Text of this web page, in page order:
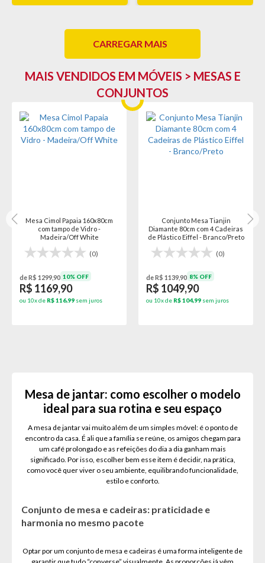
CARREGAR MAIS
MAIS VENDIDOS EM MÓVEIS > MESAS E
CONJUNTOS
Mesa Cimol Papaia 160x80cm
com tampo de Vidro -
Madeira/Off White
(0)
de R$ 1299,90 10% OFF
R$ 1169,90
ou 10x de R$ 116,99 sem juros
Conjunto Mesa Tianjin
Diamante 80cm com 4 Cadeiras
de Plástico Eiffel - Branco/Preto
(0)
de R$ 1139,90 8% OFF
R$ 1049,90
ou 10x de R$ 104,99 sem juros
Mesa de jantar: como escolher o modelo
ideal para sua rotina e seu espaço
A mesa de jantar vai muito além de um simples móvel: é o ponto de
encontro da casa. É ali que a família se reúne, os amigos chegam para
um café prolongado e as refeições do dia a dia ganham mais
significado. Por isso, escolher bem esse item é decidir, na prática,
como você quer viver o seu ambiente, equilibrando funcionalidade,
estilo e conforto.
Conjunto de mesa e cadeiras: praticidade e
harmonia no mesmo pacote
Optar por um conjunto de mesa e cadeiras é uma forma inteligente de